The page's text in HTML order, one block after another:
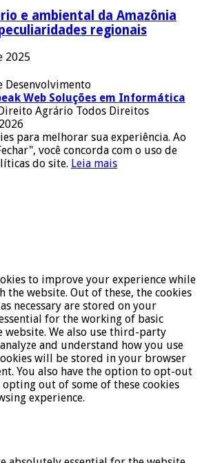
e ambiental da Amazônia
regionais
2025
Web Soluções em Informática
Agrário Todos Direitos
para melhorar sua experiência. Ao
você concorda com o uso de
do site. Leia mais
to improve your experience while
the website. Out of these, the cookies
necessary are stored on your
for the working of basic
We also use third-party
and understand how you use
will be stored in your browser
You also have the option to opt-out
opting out of some of these cookies
experience.